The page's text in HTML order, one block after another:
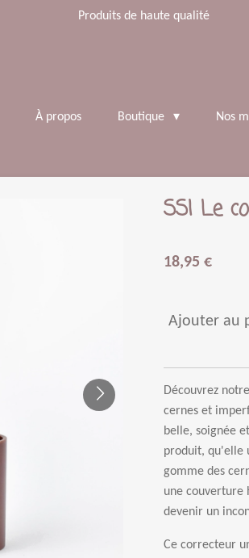
Produits de haute qualité
À propos Boutique Nos
SS| Le
18,95 €
Ajouter au
Découvrez
cernes et
belle, soignée
produit, qu'elle
gomme des
une couverture
devenir un
Ce correcteur